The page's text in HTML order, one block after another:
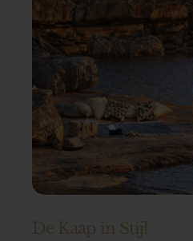
De Kaap in Stijl